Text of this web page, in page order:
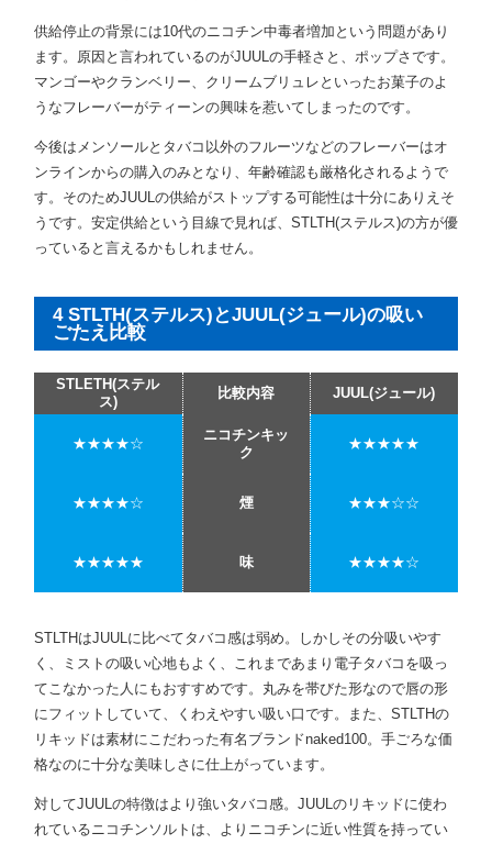
供給停止の背景には10代のニコチン中毒者増加という問題があり
ます。原因と言われているのがJUULの手軽さと、ポップさです。
マンゴーやクランベリー、クリームブリュレといったお菓子のよ
うなフレーバーがティーンの興味を惹いてしまったのです。
今後はメンソールとタバコ以外のフルーツなどのフレーバーはオ
ンラインからの購入のみとなり、年齢確認も厳格化されるようで
す。そのためJUULの供給がストップする可能性は十分にありえそ
うです。安定供給という目線で見れば、STLTH(ステルス)の方が優
っていると言えるかもしれません。
4 STLTH(ステルス)とJUUL(ジュール)の吸い
ごたえ比較
STLETH(ステル
ス)
比較内容 JUUL(ジュール)
★★★★☆
ニコチンキッ
ク
★★★★★
★★★★☆ 煙 ★★★☆☆
★★★★★ 味 ★★★★☆
STLTHはJUULに比べてタバコ感は弱め。しかしその分吸いやす
く、ミストの吸い心地もよく、これまであまり電子タバコを吸っ
てこなかった人にもおすすめです。丸みを帯びた形なので唇の形
にフィットしていて、くわえやすい吸い口です。また、STLTHの
リキッドは素材にこだわった有名ブランドnaked100。手ごろな価
格なのに十分な美味しさに仕上がっています。
対してJUULの特徴はより強いタバコ感。JUULのリキッドに使わ
れているニコチンソルトは、よりニコチンに近い性質を持ってい